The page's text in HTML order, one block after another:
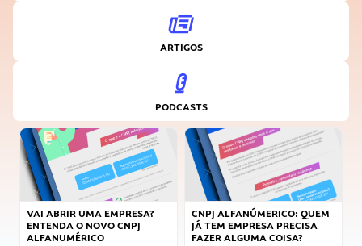
ARTIGOS
PODCASTS
VAI ABRIR UMA EMPRESA?
ENTENDA O NOVO CNPJ
ALFANUMÉRICO
CNPJ ALFANÚMERICO: QUEM
JÁ TEM EMPRESA PRECISA
FAZER ALGUMA COISA?